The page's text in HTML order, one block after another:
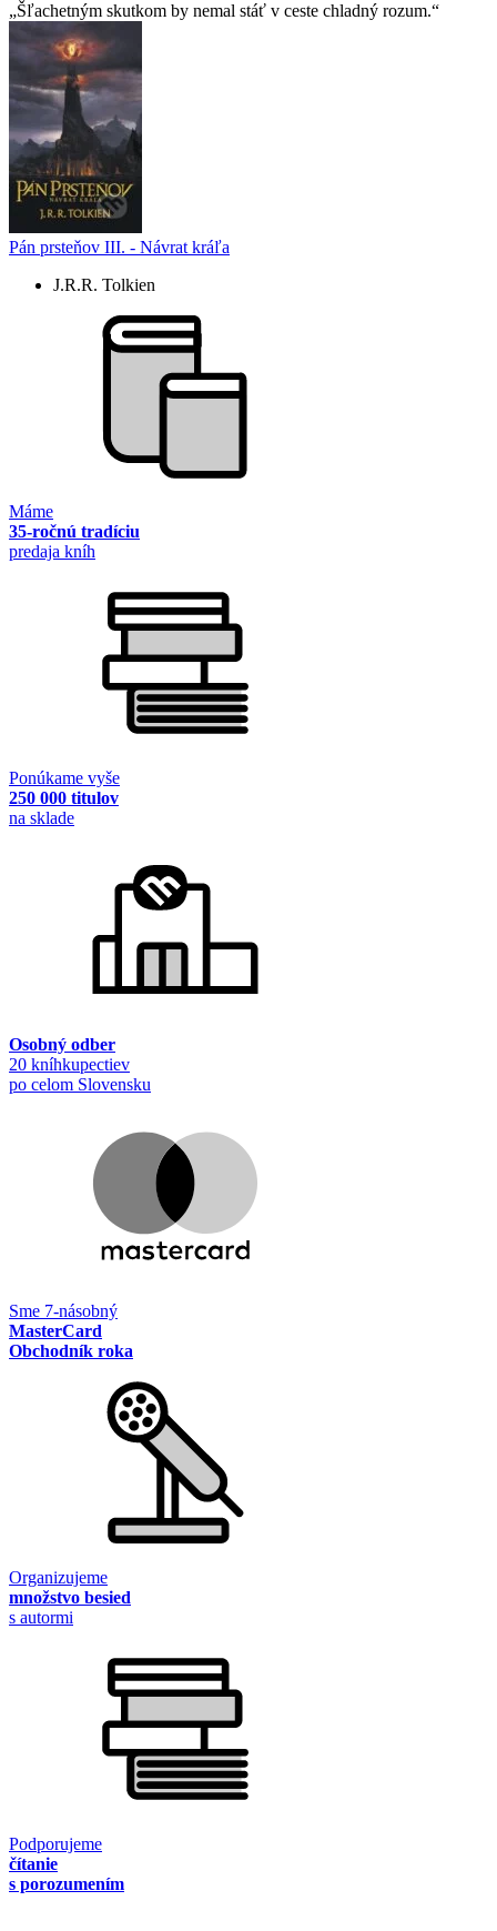
Šľachetným skutkom by nemal stáť v ceste chladný rozum.
Pán prsteňov III. - Návrat kráľa
J.R.R. Tolkien
Máme
35-ročnú tradíciu
predaja kníh
Ponúkame vyše
250 000 titulov
na sklade
Osobný odber
20 kníhkupectiev
po celom Slovensku
Sme 7-násobný
MasterCard
Obchodník roka
Organizujeme
množstvo besied
s autormi
Podporujeme
čítanie
s porozumením